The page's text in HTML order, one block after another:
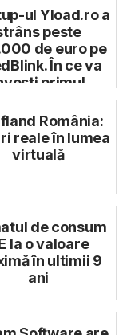
ul Yload.ro a
peste
de euro pe
În ce va
primul
România:
reale în lumea
virtuală
de consum
la o valoare
în ultimii 9
ani